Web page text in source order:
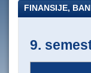
FINANSIJE,
9.